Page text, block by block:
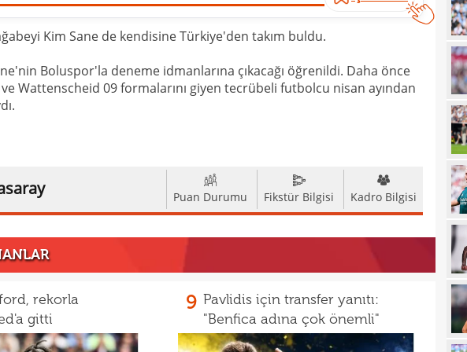
Kim Sane de kendisine Türkiye'den takım buldu.
Boluspor'la deneme idmanlarına çıkacağı öğrenildi. Daha önce
Wattenscheid 09 formalarını giyen tecrübeli futbolcu nisan ayından
Puan Durumu Fikstür Bilgisi Kadro Bilgisi
rekorla
gitti
9 Pavlidis için transfer yanıtı:
"Benfica adına çok önemli"